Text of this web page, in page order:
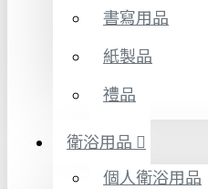
書寫用品
紙製品
禮品
衛浴用品
個人衛浴用品